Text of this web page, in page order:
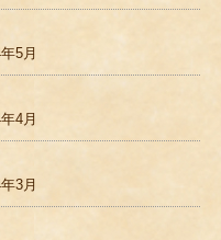
5月
4月
3月